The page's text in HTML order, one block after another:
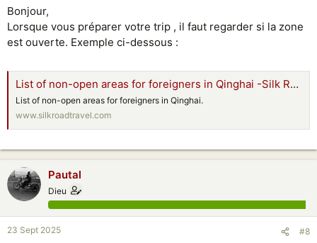
Bonjour,
Lorsque vous préparer votre trip , il faut regarder si la zone
est ouverte. Exemple ci-dessous :
List of non-open areas for foreigners in Qinghai -Silk Road Travel
List of non-open areas for foreigners in Qinghai.
www.silkroadtravel.com
Pautal
Dieu
23 Sept 2025 #8